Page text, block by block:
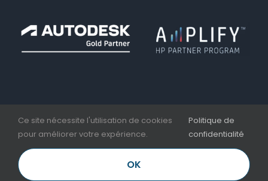
LinkedInFacebookYouTube
Ce site nécessite l'utilisation de cookies
pour améliorer votre expérience.
Politique de
confidentialité
OK